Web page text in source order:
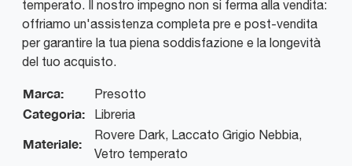
temperato. Il nostro impegno non si ferma alla vendita:
offriamo un'assistenza completa pre e post-vendita
per garantire la tua piena soddisfazione e la longevità
del tuo acquisto.
Marca: Presotto
Categoria: Libreria
Materiale:
Rovere Dark, Laccato Grigio Nebbia,
Vetro temperato